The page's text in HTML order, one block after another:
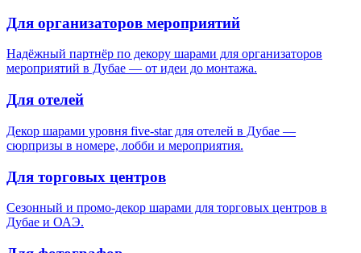
Для организаторов мероприятий
Надёжный партнёр по декору шарами для организаторов
мероприятий в Дубае — от идеи до монтажа.
Для отелей
Декор шарами уровня five-star для отелей в Дубае —
сюрпризы в номере, лобби и мероприятия.
Для торговых центров
Сезонный и промо-декор шарами для торговых центров в
Дубае и ОАЭ.